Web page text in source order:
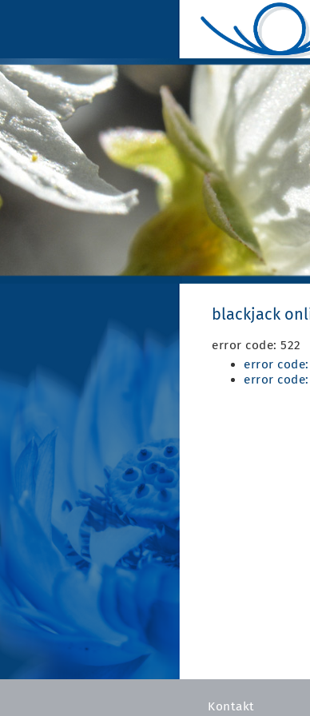
blackjack
error code: 522
error code:
error code:
Kontakt